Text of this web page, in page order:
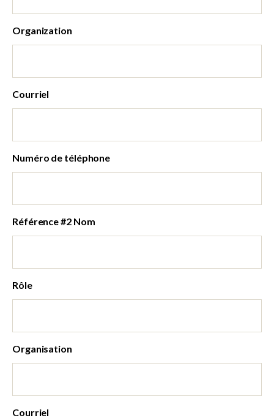
Organization
Courriel
Numéro de téléphone
Référence #2 Nom
Rôle
Organisation
Courriel